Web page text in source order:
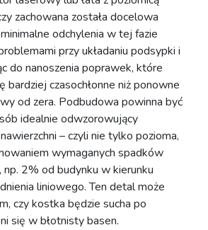
zachowana została docelowa
odchylenia w tej fazie
przy układaniu podsypki i
do nanoszenia poprawek, które
bardziej czasochłonne niż ponowne
od zera. Podbudowa powinna być
idealnie odwzorowujący
– czyli nie tylko pozioma,
wymaganych spadków
np. 2% od budynku w kierunku
liniowego. Ten detal może
czy kostka będzie sucha po
się w błotnisty basen.